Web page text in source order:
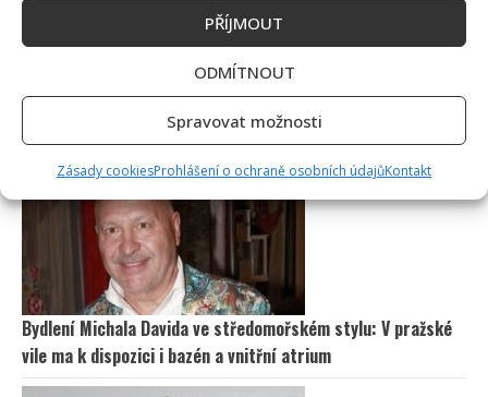
PŘÍJMOUT
ODMÍTNOUT
Spravovat možnosti
Zásady cookiesProhlášení o ochraně osobních údajůKontakt
Bydlení Michala Davida ve středomořském stylu: V pražské
vile ma k dispozici i bazén a vnitřní atrium